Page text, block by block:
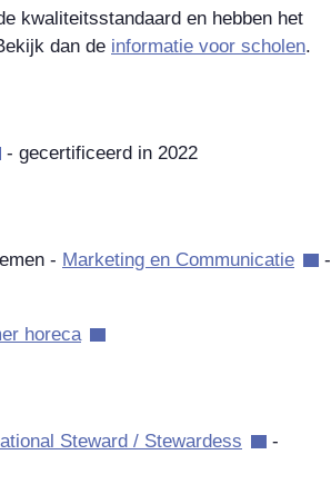
kwaliteitsstandaard en hebben het
dan de informatie voor scholen.
- gecertificeerd in 2022
- Marketing en Communicatie
-
horeca
Steward / Stewardess
-